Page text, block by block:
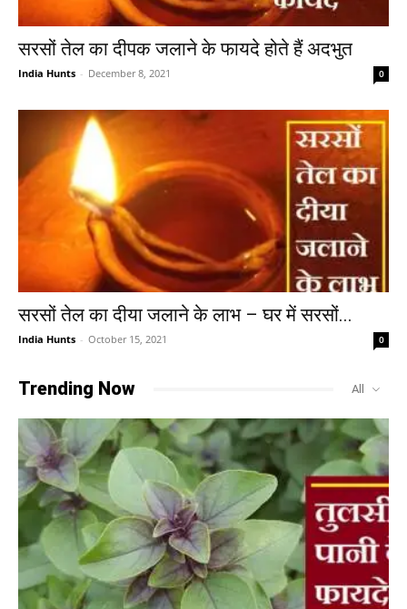
सरसों तेल का दीपक जलाने के फायदे होते हैं अदभुत
India Hunts - December 8, 2021 0
सरसों तेल का दीया जलाने के लाभ – घर में सरसों...
India Hunts - October 15, 2021 0
Trending Now All